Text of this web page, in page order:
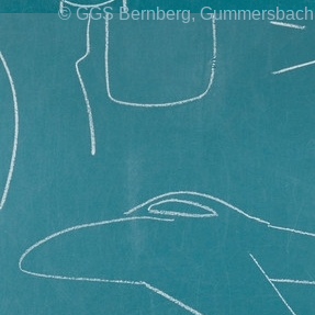
© GGS Bernberg, Gummersbach